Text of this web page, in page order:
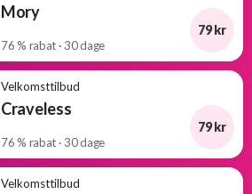
Mory
76 % rabat · 30 dage
79 kr
Velkomsttilbud
Craveless
76 % rabat · 30 dage
79 kr
Velkomsttilbud